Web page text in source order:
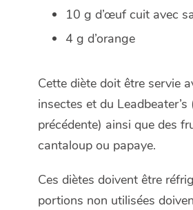
10 g d’œuf cuit avec
4 g d’orange
Cette diète doit être servie
insectes et du Leadbeater’s
précédente) ainsi que des
cantaloup ou papaye.
Ces diètes doivent être
portions non utilisées